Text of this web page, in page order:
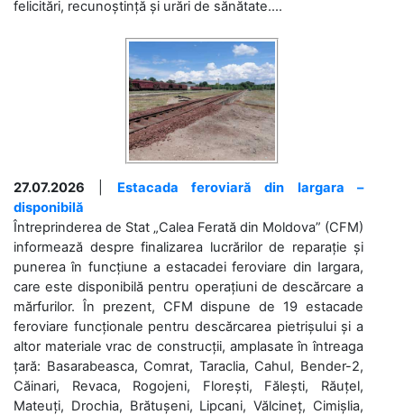
felicitări, recunoștință și urări de sănătate....
27.07.2026
Estacada feroviară din Iargara –
disponibilă
Întreprinderea de Stat „Calea Ferată din Moldova” (CFM)
informează despre finalizarea lucrărilor de reparație și
punerea în funcțiune a estacadei feroviare din Iargara,
care este disponibilă pentru operațiuni de descărcare a
mărfurilor. În prezent, CFM dispune de 19 estacade
feroviare funcționale pentru descărcarea pietrișului și a
altor materiale vrac de construcții, amplasate în întreaga
țară: Basarabeasca, Comrat, Taraclia, Cahul, Bender-2,
Căinari, Revaca, Rogojeni, Florești, Fălești, Răuțel,
Mateuți, Drochia, Brătușeni, Lipcani, Vălcineț, Cimișlia,